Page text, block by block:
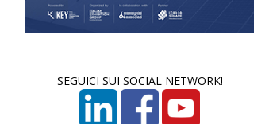
SEGUICI SUI SOCIAL NETWORK!